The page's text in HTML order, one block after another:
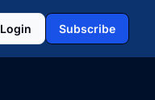
Login Subscribe